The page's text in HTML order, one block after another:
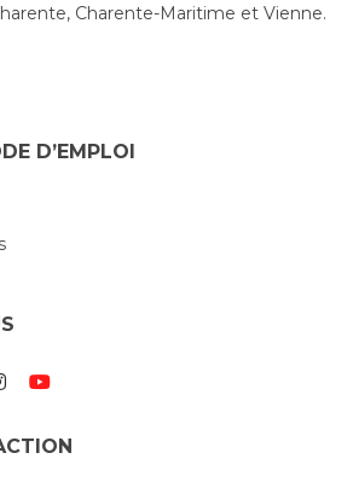
Charente-Maritime et Vienne.
D’EMPLOI